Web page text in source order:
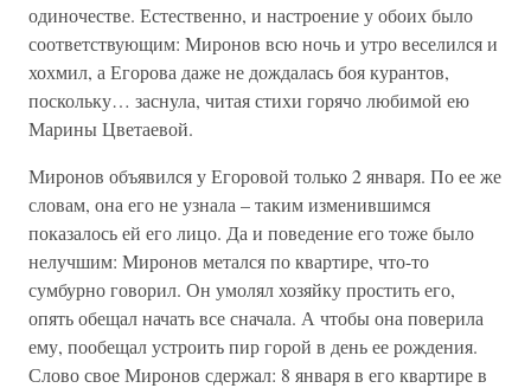
одиночестве. Естественно, и настроение у обоих было
соответствующим: Миронов всю ночь и утро веселился и
хохмил, а Егорова даже не дождалась боя курантов,
поскольку… заснула, читая стихи горячо любимой ею
Марины Цветаевой.
Миронов объявился у Егоровой только 2 января. По ее же
словам, она его не узнала – таким изменившимся
показалось ей его лицо. Да и поведение его тоже было
нелучшим: Миронов метался по квартире, что-то
сумбурно говорил. Он умолял хозяйку простить его,
опять обещал начать все сначала. А чтобы она поверила
ему, пообещал устроить пир горой в день ее рождения.
Слово свое Миронов сдержал: 8 января в его квартире в